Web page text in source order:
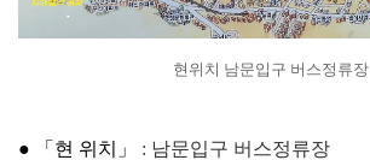
현위치 남문입구 버스정류장
● 「현 위치」 : 남문입구 버스정류장